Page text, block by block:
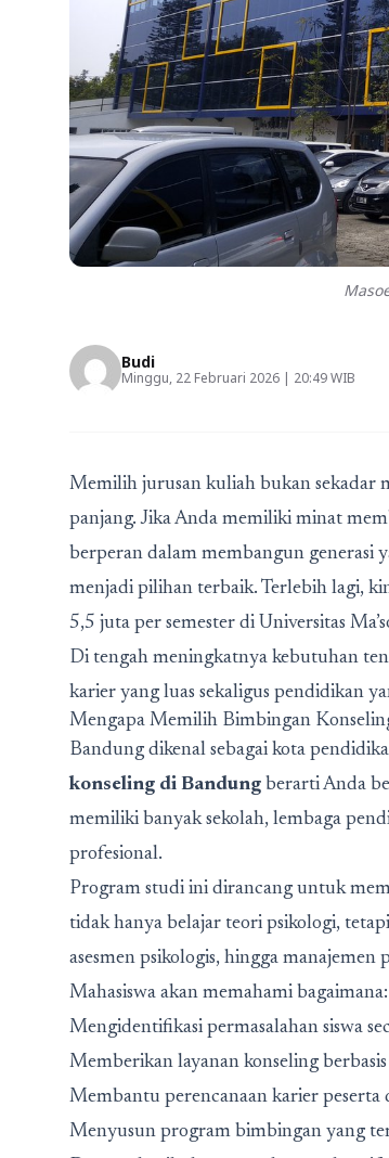
Budi
Minggu, 22 Februari 2026 | 20:49 WIB
Memilih jurusan kuliah bukan sekadar
panjang. Jika Anda memiliki minat
berperan dalam membangun generasi
menjadi pilihan terbaik. Terlebih lagi,
5,5 juta per semester di Universitas
Di tengah meningkatnya kebutuhan
karier yang luas sekaligus pendidikan
Mengapa Memilih Bimbingan
Bandung dikenal sebagai kota
konseling di Bandung berarti Anda
memiliki banyak sekolah, lembaga
profesional.
Program studi ini dirancang untuk
tidak hanya belajar teori psikologi,
asesmen psikologis, hingga
Mahasiswa akan memahami bagaimana:
Mengidentifikasi permasalahan siswa
Memberikan layanan konseling
Membantu perencanaan karier peserta
Menyusun program bimbingan yang